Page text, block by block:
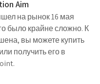
Aim
на рынок 16 мая
было крайне сложно. К
вы можете купить
получить его в